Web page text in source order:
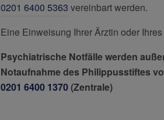
0201 6400 5363 vereinbart werden.
Eine Einweisung Ihrer Ärztin oder
Psychiatrische Notfälle werden
Notaufnahme des Philippusstiftes
0201 6400 1370(Zentrale)